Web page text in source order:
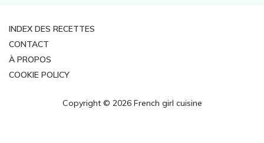
INDEX DES RECETTES
CONTACT
À PROPOS
COOKIE POLICY
Copyright © 2026 French girl cuisine